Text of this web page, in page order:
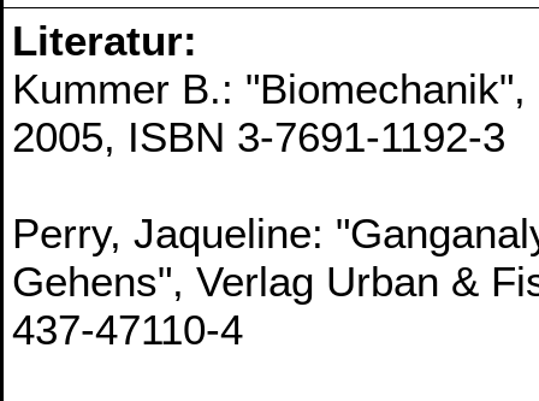
Literatur:
Kummer B.:
2005, ISBN 3-7691-1192-3
Perry, Jaqueline:
Gehens", Verlag Urban &
437-47110-4